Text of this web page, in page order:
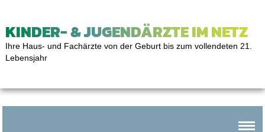
KINDER- & JUGENDÄRZTE IM NETZ
Ihre Haus- und Fachärzte von der Geburt bis zum vollendeten 21.
Lebensjahr